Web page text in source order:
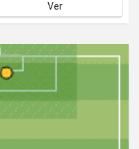
Ver